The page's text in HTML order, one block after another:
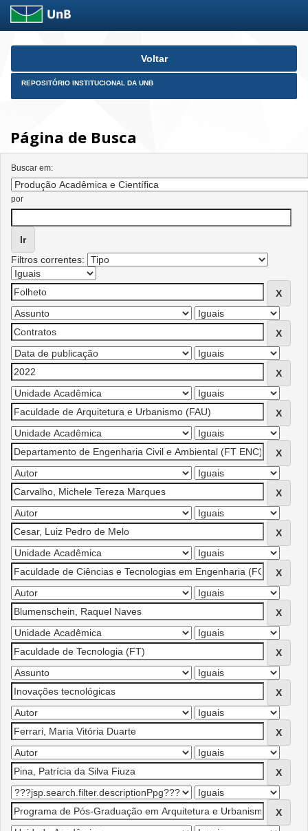
Skip
Voltar
REPOSITÓRIO INSTITUCIONAL DA UNB
Página de Busca
Buscar em:
por
Filtros correntes: